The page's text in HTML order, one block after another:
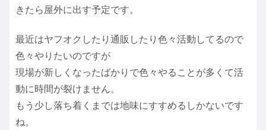
きたら屋外に出す予定です。
最近はヤフオクしたり通販したり色々活動してるので
色々やりたいのですが
現場が新しくなったばかりで色々やることが多くて活
動に時間が裂けません。
もう少し落ち着くまでは地味にすすめるしかないです
ね。